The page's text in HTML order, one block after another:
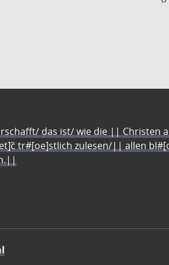
das ist/ wie die || Christen
tr#[oe]stlich zulesen/|| allen